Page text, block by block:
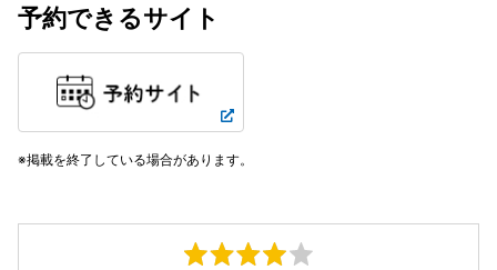
予約できるサイト
掲載を終了している場合があります。